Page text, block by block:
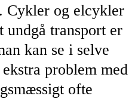
Cykler og elcykler
undgå transport er
kan se i selve
problem med
ofte